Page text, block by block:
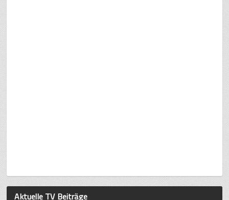
Aktuelle TV Beiträge